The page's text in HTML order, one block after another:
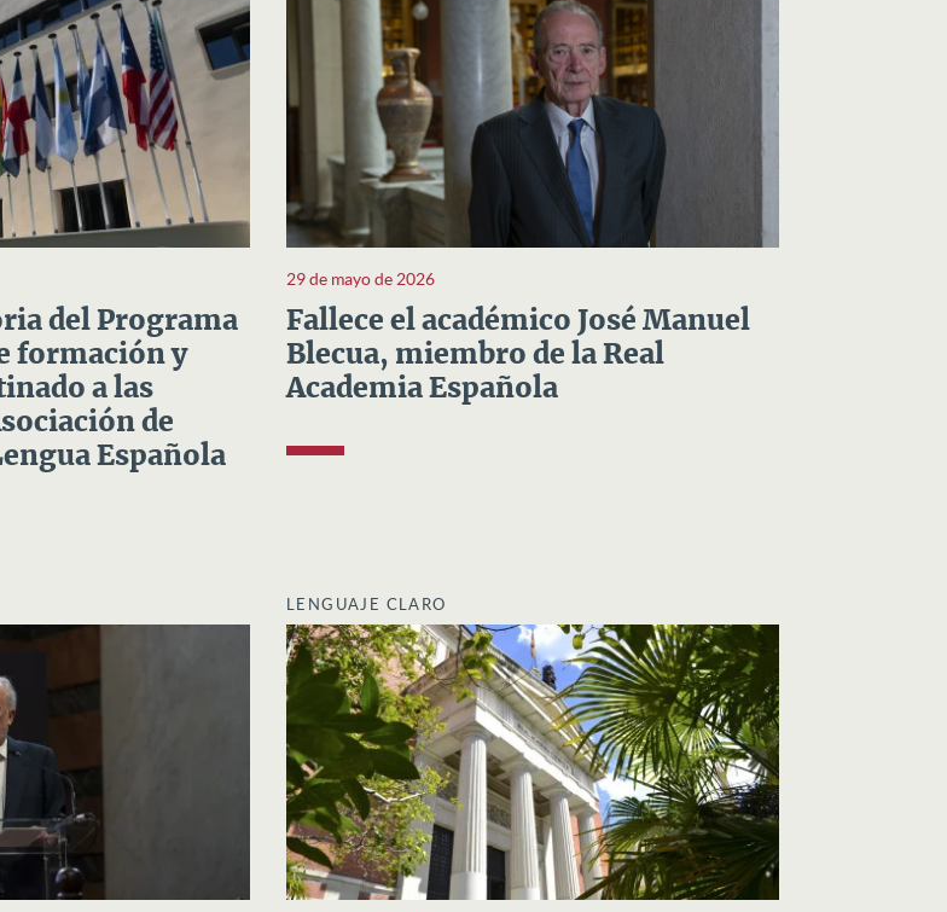
del Programa
formación y
a las
de
Española
29 de mayo de 2026
Fallece el académico José Manuel
Blecua, miembro de la Real
Academia Española
LENGUAJE CLARO